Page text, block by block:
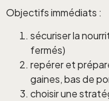
Objectifs immédiats :
sécuriser la
fermés)
repérer et
gaines, bas de
choisir une